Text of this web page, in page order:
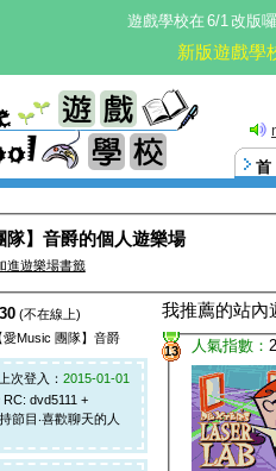
遊戲學校在 6/1改版
新版遊戲學
隊】音爵的個人遊樂場
進遊樂場書籤
(不在線上)
愛Music 團隊】音爵
次登入： 2015-01-01
RC: dvd5111 +
節目‧喜歡聊天的人
我推薦的站內
13 人氣指數：